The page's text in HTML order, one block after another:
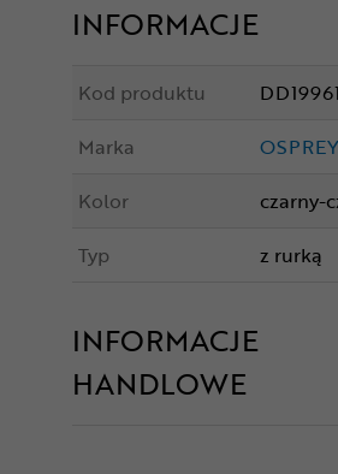
INFORMACJE
Kod produktu
Marka
OSPREY
Kolor
czarny-
Typ
z rurką
INFORMACJE
HANDLOWE